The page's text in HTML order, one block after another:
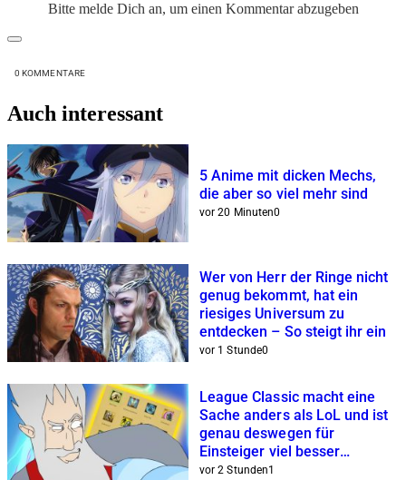
Bitte melde Dich an, um einen Kommentar abzugeben
0 KOMMENTARE
Auch interessant
5 Anime mit dicken Mechs,
die aber so viel mehr sind
vor 20 Minuten0
Wer von Herr der Ringe nicht
genug bekommt, hat ein
riesiges Universum zu
entdecken – So steigt ihr ein
vor 1 Stunde0
League Classic macht eine
Sache anders als LoL und ist
genau deswegen für
Einsteiger viel besser
geeignet
vor 2 Stunden1